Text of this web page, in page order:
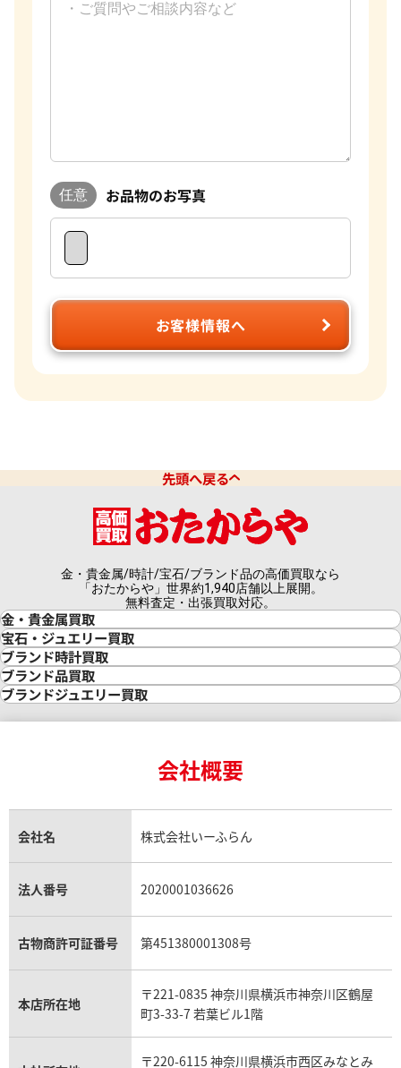
任意 お品物のお写真
お客様情報へ
先頭へ戻る
金・貴金属/時計/宝石/ブランド品の高価買取なら
「おたからや」世界約1,940店舗以上展開。
無料査定・出張買取対応。
金・貴金属買取
金買取
金の相場価格情報
金の参考買取価格一覧
インゴット買取
インゴットの相場価格情報
24金買取
金貨買取
貴金属買取
銀・シルバー買取
パラジウム買取
宝石・ジュエリー買取
宝石・ジュエリー買取
ダイヤモンド買取
ダイヤモンド・宝石の参考価格一覧
リング・結婚指輪買取
エメラルド買取
トパーズ買取
タンザナイト買取
パライバトルマリン買取
キャッツアイ買取
ガーネット買取
アクアマリン買取
ブランド時計買取
時計買取
ロレックス買取
ロレックス デイトナ買取
ロレックス サブマリーナー買取
ロレックス エクスプローラー買取
ロレックス デイトジャスト買取
パテック フィリップ買取
パテック フィリップノーチラス買取
ヴァシュロン・コンスタンタン買取
オメガ買取
カルティエ買取
フランク ミュラー買取
リシャール・ミル買取
ブランド品買取
ブランド買取
ルイ・ヴィトン買取
ルイ・ヴィトン買取の参考価格一覧
シャネル マトラッセ買取
セリーヌ買取
プラダ買取
ブランドジュエリー買取
ヴァンクリーフ＆アーペル買取
ショーメ買取
ダミアーニ買取
モーブッサン買取
会社概要
会社名 株式会社いーふらん
法人番号 2020001036626
古物商許可証番号 第451380001308号
本店所在地
〒221-0835 神奈川県横浜市神奈川区鶴屋
町3-33-7 若葉ビル1階
〒220-6115 神奈川県横浜市西区みなとみ